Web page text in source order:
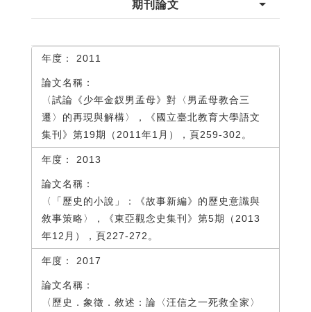
期刊論文
2011
〈試論《少年金釵男孟母》對〈男孟母教合三
遷〉的再現與解構〉，《國立臺北教育大學語文
集刊》第19期（2011年1月），頁259-302。
2013
〈「歷史的小說」：《故事新編》的歷史意識與
敘事策略〉，《東亞觀念史集刊》第5期（2013
年12月），頁227-272。
2017
〈歷史．象徵．敘述：論〈汪信之一死救全家〉